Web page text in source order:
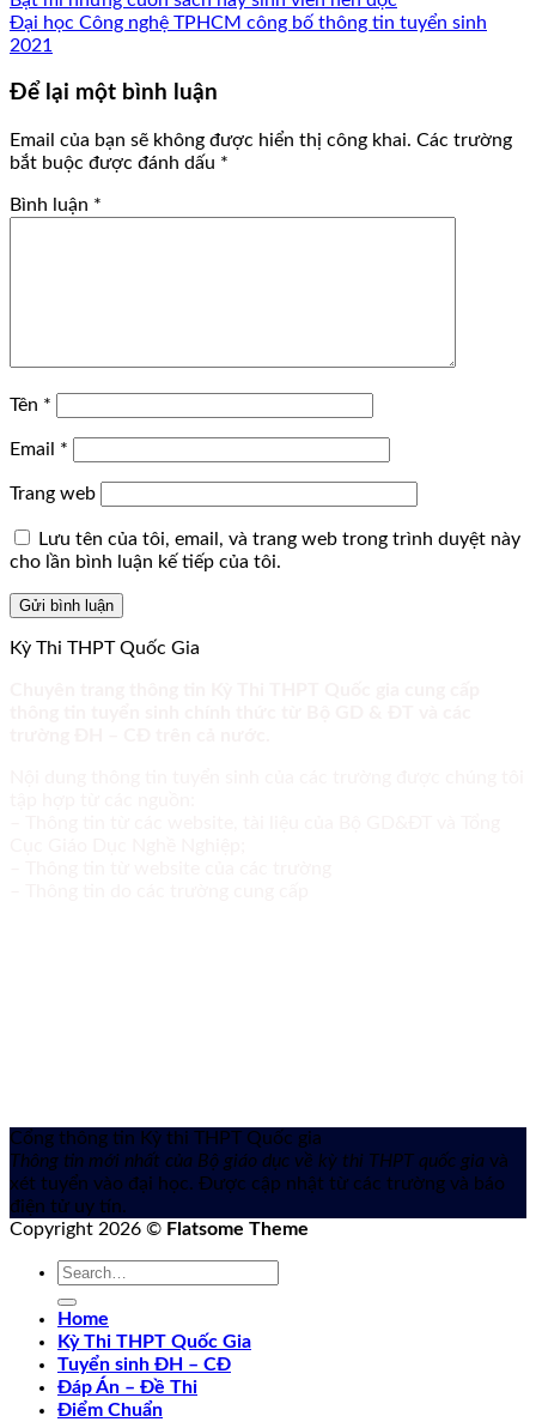
Đại học Công nghệ TPHCM công bố thông tin tuyển sinh
2021
Để lại một bình luận
Email của bạn sẽ không được hiển thị công khai. Các trường
bắt buộc được đánh dấu *
Bình luận *
Tên *
Email *
Trang web
Lưu tên của tôi, email, và trang web trong trình duyệt này
cho lần bình luận kế tiếp của tôi.
Kỳ Thi THPT Quốc Gia
Cổng thông tin Kỳ thi THPT Quốc gia
Thông tin mới nhất của Bộ giáo dục về kỳ thi THPT quốc gia và
xét tuyển vào đại học. Được cập nhật từ các trường và báo
điện tử uy tín.
Copyright 2026 © Flatsome Theme
Home
Kỳ Thi THPT Quốc Gia
Tuyển sinh ĐH – CĐ
Đáp Án – Đề Thi
Điểm Chuẩn